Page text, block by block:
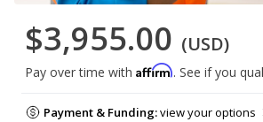
$3,955.00 (USD)
Pay over time with Affirm. See if you
Payment & Funding:view your options